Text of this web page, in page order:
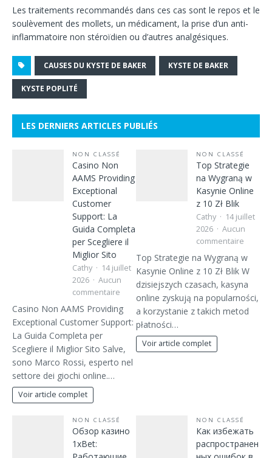
Les traitements recommandés dans ces cas sont le repos et le
soulèvement des mollets, un médicament, la prise d’un anti-
inflammatoire non stéroïdien ou d’autres analgésiques.
CAUSES DU KYSTE DE BAKER KYSTE DE BAKER
KYSTE POPLITÉ
LES DERNIERS ARTICLES PUBLIÉS
NON CLASSÉ
Casino Non
AAMS Providing
Exceptional
Customer
Support: La
Guida Completa
per Scegliere il
Miglior Sito
Cathy
14 juillet
2026
Aucun
commentaire
Casino Non AAMS Providing
Exceptional Customer Support:
La Guida Completa per
Scegliere il Miglior Sito Salve,
sono Marco Rossi, esperto nel
settore dei giochi online.…
Voir article complet
NON CLASSÉ
Top Strategie
na Wygraną w
Kasynie Online
z 10 Zł Blik
Cathy
14 juillet
2026
Aucun
commentaire
Top Strategie na Wygraną w
Kasynie Online z 10 Zł Blik W
dzisiejszych czasach, kasyna
online zyskują na popularności,
a korzystanie z takich metod
płatności…
Voir article complet
NON CLASSÉ
Обзор казино
1xBet:
NON CLASSÉ
Как избежать
распространен